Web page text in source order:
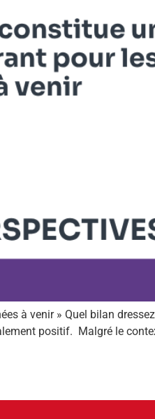
à venir » Quel bilan
positif. Malgré le